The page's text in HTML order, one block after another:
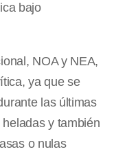
bajo
NOA y NEA,
ya que se
las últimas
y también
o nulas